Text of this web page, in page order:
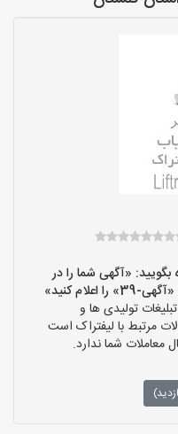
«آگهی شما را در
کنید»
تولیدی ها و
مرتبط با لیفتراک است
معاملات شما ندارد.